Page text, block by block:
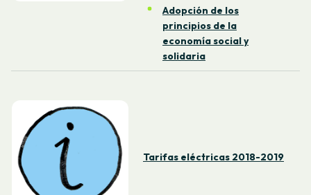
Adopción de los
principios de la
economía social y
solidaria
Tarifas eléctricas 2018-2019